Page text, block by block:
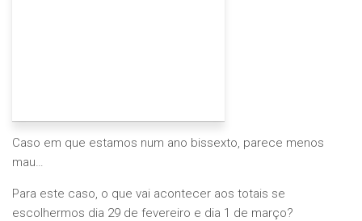
Caso em que estamos num ano bissexto, parece menos
mau…
Para este caso, o que vai acontecer aos totais se
escolhermos dia 29 de fevereiro e dia 1 de março?